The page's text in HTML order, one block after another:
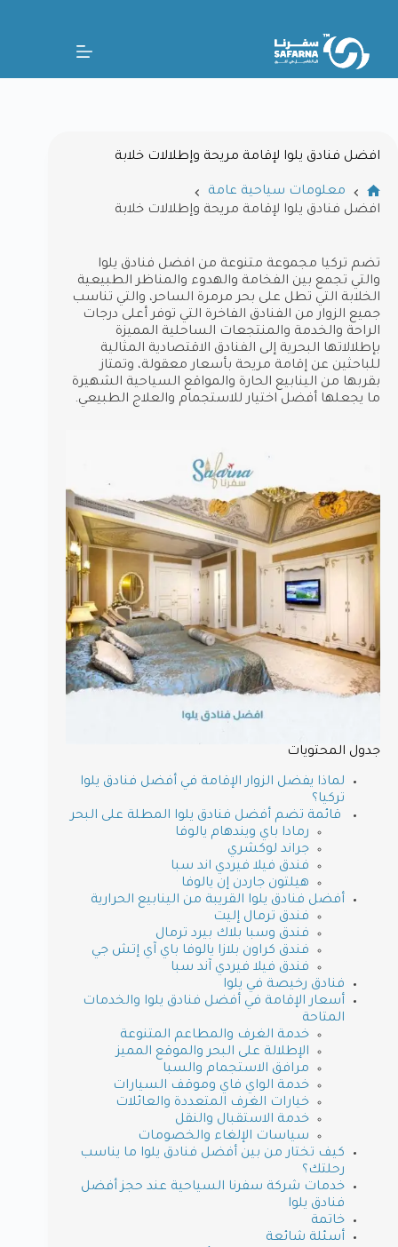
افضل فنادق يلوا لإقامة مريحة وإطلالات خلابة
معلومات سياحية عامة
افضل فنادق يلوا لإقامة مريحة وإطلالات خلابة
تضم تركيا مجموعة متنوعة من افضل فنادق يلوا​
والتي تجمع بين الفخامة والهدوء والمناظر الطبيعية
الخلابة التي تطل على بحر مرمرة الساحر، والتي تناسب
جميع الزوار من الفنادق الفاخرة التي توفر أعلى درجات
الراحة والخدمة والمنتجعات الساحلية المميزة
بإطلالاتها البحرية إلى الفنادق الاقتصادية المثالية
للباحثين عن إقامة مريحة بأسعار معقولة، وتمتاز
بقربها من الينابيع الحارة والمواقع السياحية الشهيرة
ما يجعلها أفضل اختيار للاستجمام والعلاج الطبيعي.
جدول المحتويات
لماذا يفضل الزوار الإقامة في أفضل فنادق يلوا
تركيا؟
قائمة تضم أفضل فنادق يلوا المطلة على البحر
رمادا باي ويندهام يالوفا
جراند لوكشري
فندق فيلا فيردي اند سبا
هيلتون جاردن إن يالوفا
أفضل فنادق يلوا القريبة من الينابيع الحرارية
فندق ترمال إليت
فندق وسبا بلاك بيرد ترمال
فندق كراون بلازا يالوفا باي آي إتش جي
فندق فيلا فيردي آند سبا
فنادق رخيصة في يلوا
أسعار الإقامة في أفضل فنادق يلوا والخدمات
المتاحة
خدمة الغرف والمطاعم المتنوعة
الإطلالة على البحر والموقع المميز
مرافق الاستجمام والسبا
خدمة الواي فاي وموقف السيارات
خيارات الغرف المتعددة والعائلات
خدمة الاستقبال والنقل
سياسات الإلغاء والخصومات
كيف تختار من بين أفضل فنادق يلوا ما يناسب
رحلتك؟
خدمات شركة سفرنا السياحية عند حجز أفضل
فنادق يلوا
خاتمة
أسئلة شائعة